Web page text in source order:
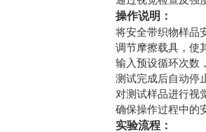
操作说明：
将安全带织物样品
调节摩擦载具，使
输入预设循环次数
测试完成后自动停
对测试样品进行视
确保操作过程中的
实验流程：